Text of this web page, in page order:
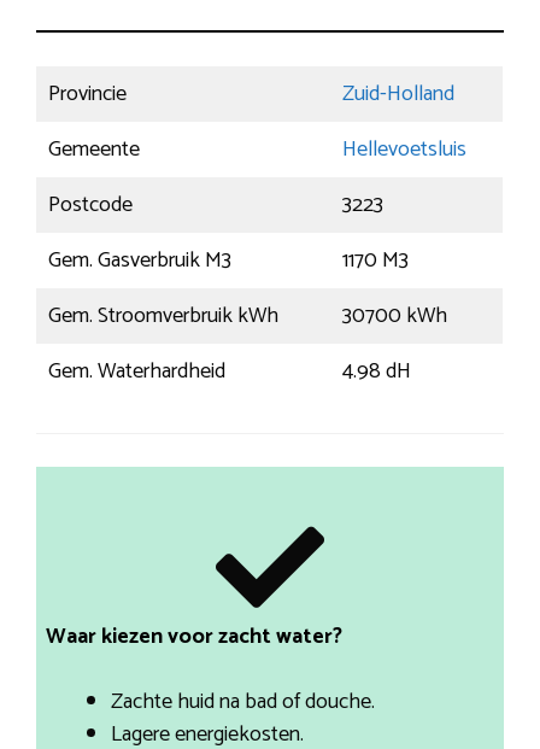
Provincie
Zuid-Holland
Gemeente
Hellevoetsluis
Postcode
3223
Gem. Gasverbruik M3
1170 M3
Gem. Stroomverbruik kWh
30700 kWh
Gem. Waterhardheid
4.98 dH
Waar kiezen voor zacht water?
Zachte huid na bad of douche.
Lagere energiekosten.